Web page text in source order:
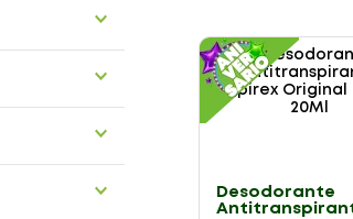
Desodorante